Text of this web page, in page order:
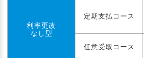
利率更改
なし型
定期支払コース
任意受取コース